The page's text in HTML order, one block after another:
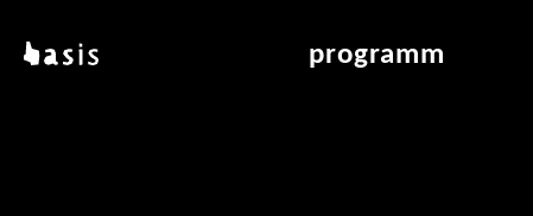
basis programm